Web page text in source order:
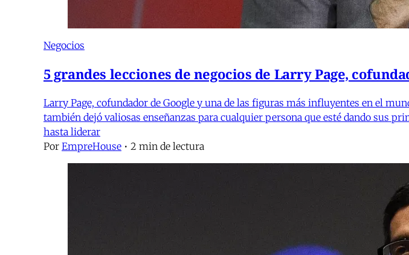
Negocios
5 grandes lecciones de negocios de Larry Page,
Larry Page, cofundador de Google y una de las figuras más influyentes en el
también dejó valiosas enseñanzas para cualquier persona que esté dando sus
hasta liderar
Por EmpreHouse • 2 min de lectura